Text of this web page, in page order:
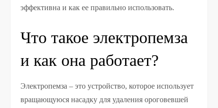
эффективна и как ее правильно использовать.
Что такое электропемза
и как она работает?
Электропемза – это устройство, которое использует
вращающуюся насадку для удаления ороговевшей